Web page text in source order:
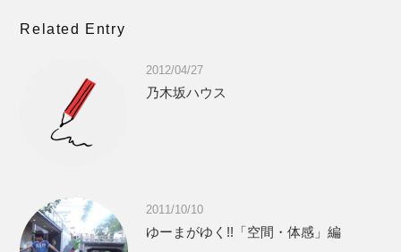
Related Entry
2012/04/27
乃木坂ハウス
2011/10/10
ゆーまがゆく!!「空間・体感」編